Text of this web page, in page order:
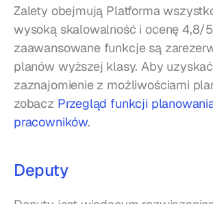
Zalety obejmują Platforma
wysoką skalowalność i ocenę 4,8/
zaawansowane funkcje są
planów wyższej klasy. Aby
zaznajomienie z możliwościami
zobacz Przegląd funkcji
pracowników.
Deputy